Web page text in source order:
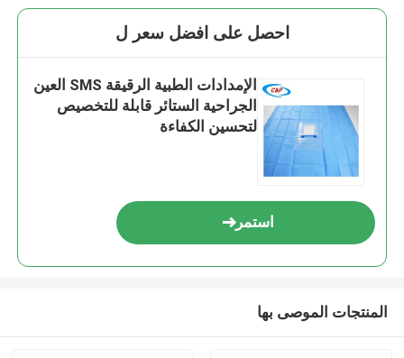
احصل على افضل سعر ل
الإمدادات الطبية الرقيقة SMS العين
الجراحية الستائر قابلة للتخصيص
لتحسين الكفاءة
استمر
المنتجات الموصى بها